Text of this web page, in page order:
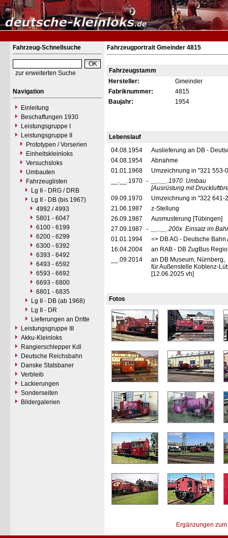
Fahrzeug-Schnellsuche
zur erweiterten Suche
Navigation
Einleitung
Beschaffungen 1930
Leistungsgruppe I
Leistungsgruppe II
Prototypen / Vorserien
Einheitskleinloks
Versuchsloks
Umbauten
Fahrzeuglisten
Lg II - DRG / DRB
Lg II - DB (bis 1967)
4992 / 4993
5801 - 6047
6100 - 6199
6200 - 6299
6300 - 6392
6393 - 6492
6493 - 6592
6593 - 6692
6693 - 6800
6801 - 6835
Lg II - DB (ab 1968)
Lg II - DR
Lieferungen an Dritte
Leistungsgruppe III
Akku-Kleinloks
Rangierschlepper Kdl
Deutsche Reichsbahn
Danske Statsbaner
Verbleib
Lackierungen
Sonderseiten
Bildergalerien
Fahrzeugportrait Gmeinder 4815
Fahrzeugstamm
Hersteller:
Gmeinder
Fabriknummer:
4815
Baujahr:
1954
Lebenslauf
04.08.1954
Auslieferung an DB -
04.08.1954
Abnahme
01.01.1968
Umzeichnung in "321 553-
__.__.1970 - __.__.1970 Umbau
[Ausrüstung mit
09.09.1970
Umzeichnung in "322 641-
21.06.1987
z-Stellung
26.09.1987
Ausmusterung [Tübingen]
27.09.1987 - __.__.200x Einsatz im
01.01.1994
=> DB AG - Deutsche
16.04.2004
an RAB - DB ZugBus
__.09.2014
an DB Museum, Nürnberg,
für Außenstelle Koblenz-
[12.06.2025 vh]
Fotos
Ergänzungen